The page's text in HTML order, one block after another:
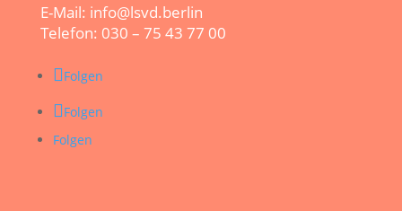
E-Mail: info@lsvd.berlin
Telefon: 030 – 75 43 77 00
Folgen
Folgen
Folgen